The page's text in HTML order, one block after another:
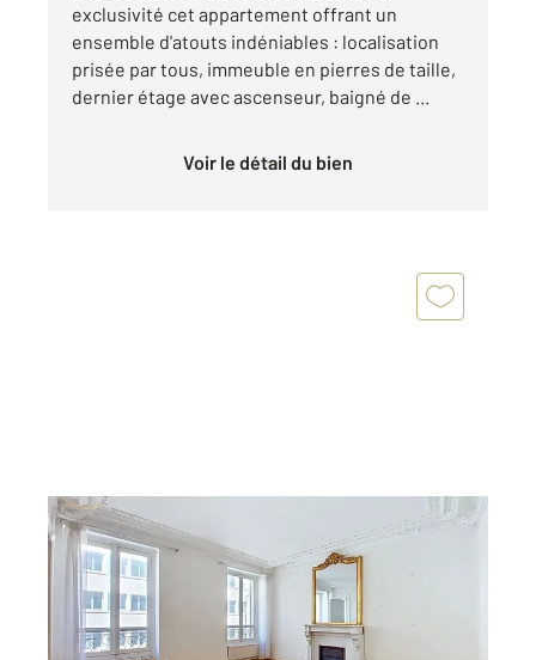
exclusivité cet appartement offrant un
ensemble d'atouts indéniables : localisation
prisée par tous, immeuble en pierres de taille,
dernier étage avec ascenseur, baigné de ...
Voir le détail du bien
LEVALLOIS PERRET 92
65,50 m2, 3 pièces
Ref : 2931
Appartement F3 à vendre